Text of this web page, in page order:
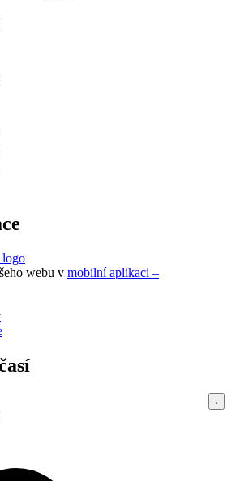
webu v mobilní aplikaci –